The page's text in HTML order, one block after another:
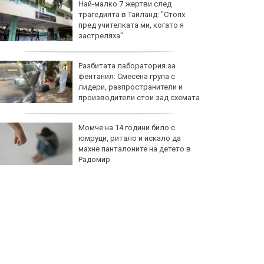
Най-малко 7 жертви след
трагедията в Тайланд: "Стоях
пред учителката ми, когато я
застреляха"
Разбитата лаборатория за
фентанил: Смесена група с
лидери, разпространители и
производители стои зад схемата
Момче на 14 години било с
юмруци, ритало и искало да
махне панталоните на детето в
Радомир